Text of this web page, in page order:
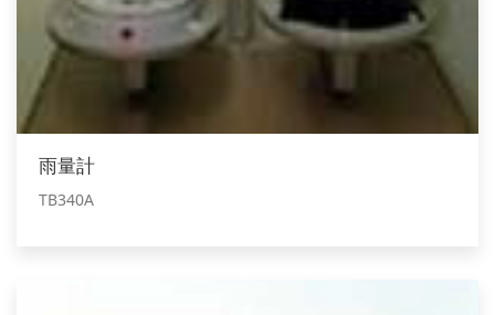
雨量計
TB340A